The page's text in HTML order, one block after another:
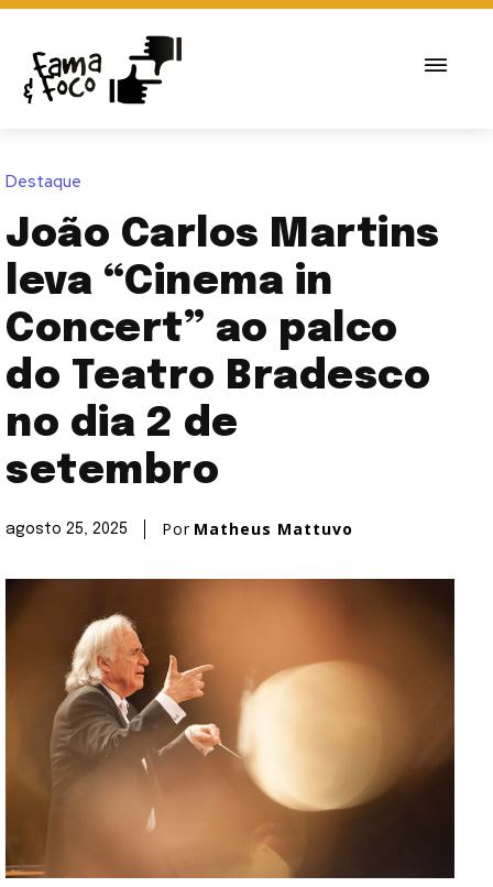
Destaque
João Carlos Martins
leva “Cinema in
Concert” ao palco
do Teatro Bradesco
no dia 2 de
setembro
agosto 25, 2025 Por Matheus Mattuvo